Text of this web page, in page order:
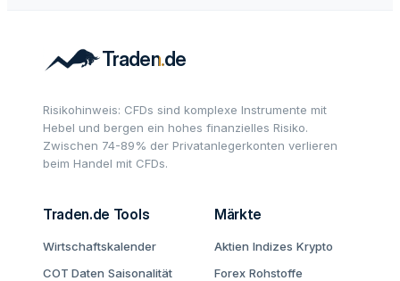
Risikohinweis: CFDs sind komplexe Instrumente mit
Hebel und bergen ein hohes finanzielles Risiko.
Zwischen 74-89% der Privatanlegerkonten verlieren
beim Handel mit CFDs.
Traden.de Tools
Wirtschaftskalender
COT Daten Saisonalität
Märkte
Aktien Indizes Krypto
Forex Rohstoffe